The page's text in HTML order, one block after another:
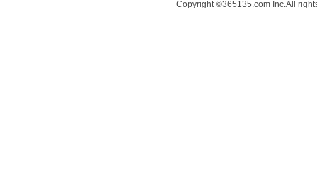
Copyright ©365135.com Inc.All